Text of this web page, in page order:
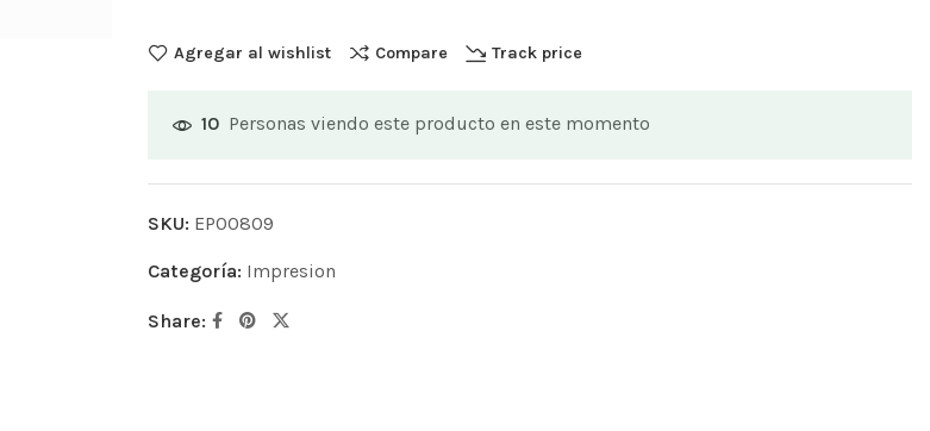
Agregar al wishlist Compare Track price
10 Personas viendo este producto en este momento
SKU: EP00809
Categoría: Impresion
Share: